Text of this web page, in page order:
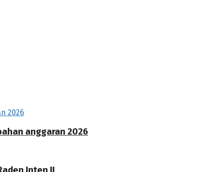
anggaran 2026
Inten II